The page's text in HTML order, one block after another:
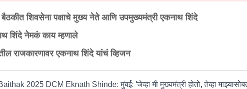
शिवसेना पक्षाचे मुख्य नेते आणि उपमुख्यमंत्री एकनाथ शिंदे
शिंदे नेमकं काय म्हणाले
राजकारणावर एकनाथ शिंदे यांचं व्हिजन
2025 DCM Eknath Shinde: मुंबई: 'जेव्हा मी मुख्यमंत्री होतो, तेव्हा